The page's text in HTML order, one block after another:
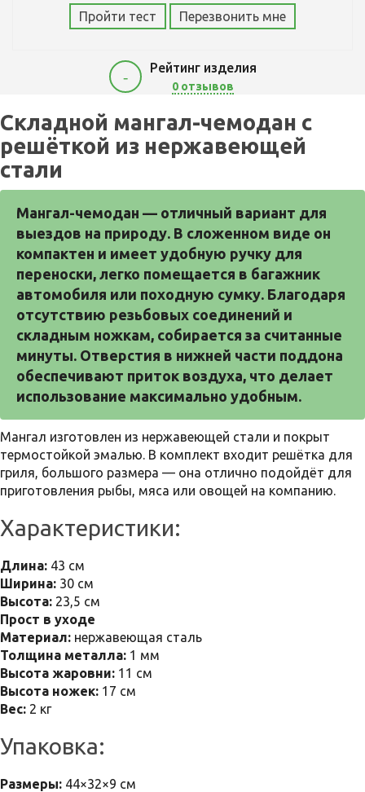
Пройти тест Перезвонить мне
-
Рейтинг изделия
0 отзывов
Складной мангал-чемодан с
решёткой из нержавеющей
стали
Мангал-чемодан — отличный вариант для
выездов на природу. В сложенном виде он
компактен и имеет удобную ручку для
переноски, легко помещается в багажник
автомобиля или походную сумку. Благодаря
отсутствию резьбовых соединений и
складным ножкам, собирается за считанные
минуты. Отверстия в нижней части поддона
обеспечивают приток воздуха, что делает
использование максимально удобным.
Мангал изготовлен из нержавеющей стали и покрыт
термостойкой эмалью. В комплект входит решётка для
гриля, большого размера — она отлично подойдёт для
приготовления рыбы, мяса или овощей на компанию.
Характеристики:
Длина: 43 см
Ширина: 30 см
Высота: 23,5 см
Прост в уходе
Материал: нержавеющая сталь
Толщина металла: 1 мм
Высота жаровни: 11 см
Высота ножек: 17 см
Вес: 2 кг
Упаковка:
Размеры: 44×32×9 см